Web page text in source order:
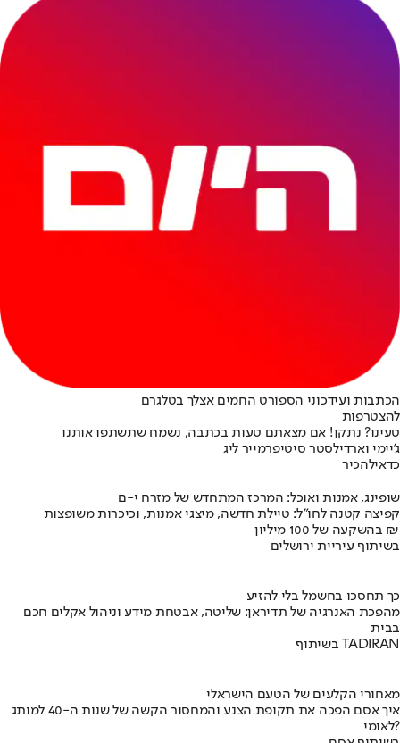
הכתבות ועידכוני הספורט החמים אצלך בטלגרם
להצטרפות
טעינו? נתקן! אם מצאתם טעות בכתבה, נשמח שתשתפו אותנו
ג'יימי וארדילסטר סיטיפרמייר ליג
כדאילהכיר
שופינג, אמנות ואוכל: המרכז המתחדש של מזרח י-ם
קפיצה קטנה לחו"ל: טיילת חדשה, מיצגי אמנות, וכיכרות משופצות
בהשקעה של 100 מיליון ₪
בשיתוף עיריית ירושלים
כך תחסכו בחשמל בלי להזיע
מהפכת האנרגיה של תדיראן: שליטה, אבטחת מידע וניהול אקלים חכם
בבית
בשיתוף TADIRAN
מאחורי הקלעים של הטעם הישראלי
איך אסם הפכה את תקופת הצנע והמחסור הקשה של שנות ה-40 למותג
לאומי?